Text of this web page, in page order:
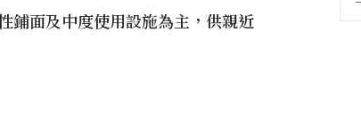
鋪面及中度使用設施為主，供親近